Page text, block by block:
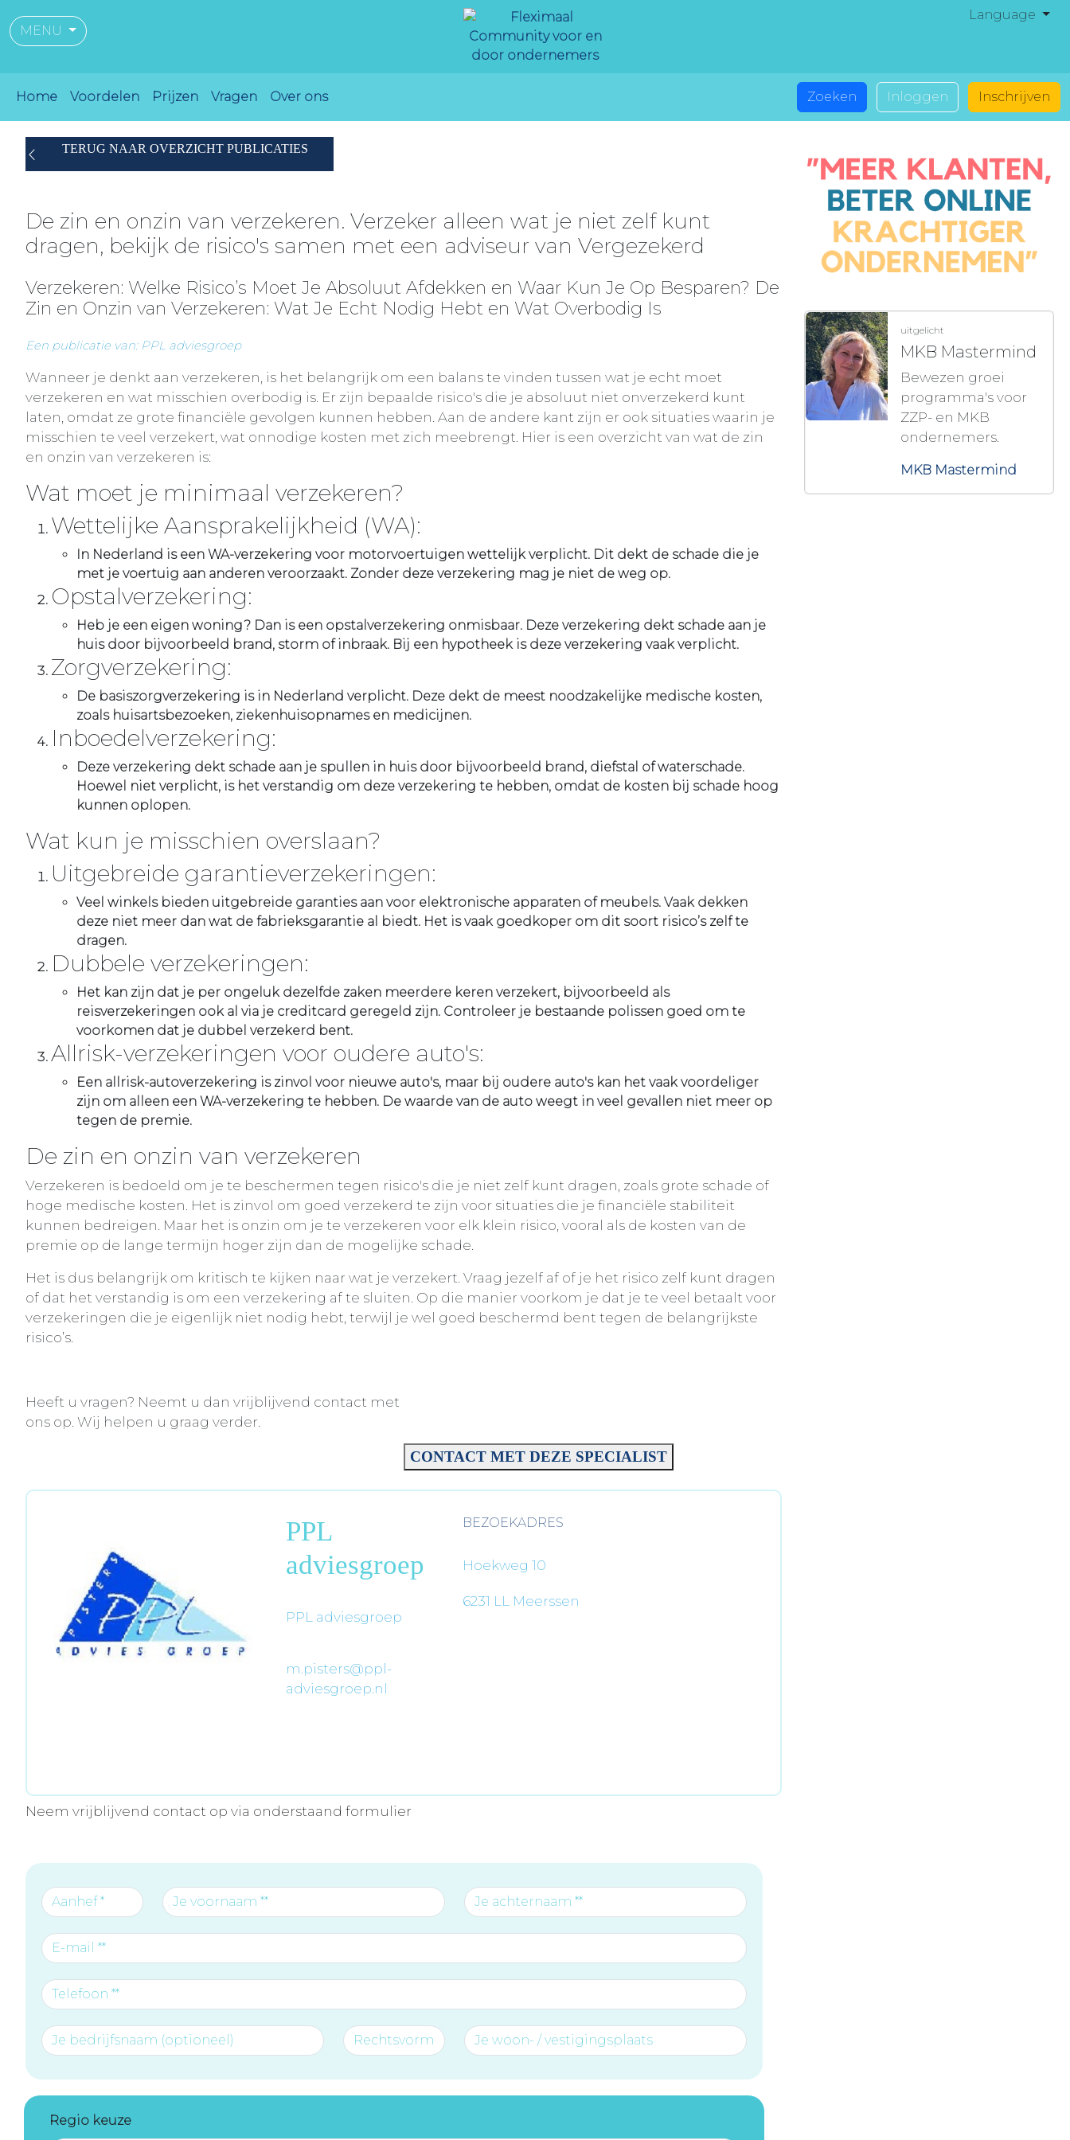
MENU
Language
Home Voordelen Prijzen Vragen Over ons Zoeken Inloggen Inschrijven
TERUG NAAR OVERZICHT PUBLICATIES
De zin en onzin van verzekeren. Verzeker alleen wat je niet zelf kunt
dragen, bekijk de risico's samen met een adviseur van Vergezekerd
Verzekeren: Welke Risico’s Moet Je Absoluut Afdekken en Waar Kun Je Op Besparen? De
Zin en Onzin van Verzekeren: Wat Je Echt Nodig Hebt en Wat Overbodig Is
Een publicatie van: PPL adviesgroep
Wanneer je denkt aan verzekeren, is het belangrijk om een balans te vinden tussen wat je echt moet
verzekeren en wat misschien overbodig is. Er zijn bepaalde risico's die je absoluut niet onverzekerd kunt
laten, omdat ze grote financiële gevolgen kunnen hebben. Aan de andere kant zijn er ook situaties waarin je
misschien te veel verzekert, wat onnodige kosten met zich meebrengt. Hier is een overzicht van wat de zin
en onzin van verzekeren is:
Wat moet je minimaal verzekeren?
Wettelijke Aansprakelijkheid (WA):
In Nederland is een WA-verzekering voor motorvoertuigen wettelijk verplicht. Dit dekt de schade die je
met je voertuig aan anderen veroorzaakt. Zonder deze verzekering mag je niet de weg op.
Opstalverzekering:
Heb je een eigen woning? Dan is een opstalverzekering onmisbaar. Deze verzekering dekt schade aan je
huis door bijvoorbeeld brand, storm of inbraak. Bij een hypotheek is deze verzekering vaak verplicht.
Zorgverzekering:
De basiszorgverzekering is in Nederland verplicht. Deze dekt de meest noodzakelijke medische kosten,
zoals huisartsbezoeken, ziekenhuisopnames en medicijnen.
Inboedelverzekering:
Deze verzekering dekt schade aan je spullen in huis door bijvoorbeeld brand, diefstal of waterschade.
Hoewel niet verplicht, is het verstandig om deze verzekering te hebben, omdat de kosten bij schade hoog
kunnen oplopen.
Wat kun je misschien overslaan?
Uitgebreide garantieverzekeringen:
Veel winkels bieden uitgebreide garanties aan voor elektronische apparaten of meubels. Vaak dekken
deze niet meer dan wat de fabrieksgarantie al biedt. Het is vaak goedkoper om dit soort risico’s zelf te
dragen.
Dubbele verzekeringen:
Het kan zijn dat je per ongeluk dezelfde zaken meerdere keren verzekert, bijvoorbeeld als
reisverzekeringen ook al via je creditcard geregeld zijn. Controleer je bestaande polissen goed om te
voorkomen dat je dubbel verzekerd bent.
Allrisk-verzekeringen voor oudere auto's:
Een allrisk-autoverzekering is zinvol voor nieuwe auto's, maar bij oudere auto's kan het vaak voordeliger
zijn om alleen een WA-verzekering te hebben. De waarde van de auto weegt in veel gevallen niet meer op
tegen de premie.
De zin en onzin van verzekeren
Verzekeren is bedoeld om je te beschermen tegen risico's die je niet zelf kunt dragen, zoals grote schade of
hoge medische kosten. Het is zinvol om goed verzekerd te zijn voor situaties die je financiële stabiliteit
kunnen bedreigen. Maar het is onzin om je te verzekeren voor elk klein risico, vooral als de kosten van de
premie op de lange termijn hoger zijn dan de mogelijke schade.
Het is dus belangrijk om kritisch te kijken naar wat je verzekert. Vraag jezelf af of je het risico zelf kunt dragen
of dat het verstandig is om een verzekering af te sluiten. Op die manier voorkom je dat je te veel betaalt voor
verzekeringen die je eigenlijk niet nodig hebt, terwijl je wel goed beschermd bent tegen de belangrijkste
risico’s.
Heeft u vragen? Neemt u dan vrijblijvend contact met
ons op. Wij helpen u graag verder.
CONTACT MET DEZE SPECIALIST
PPL
adviesgroep
PPL adviesgroep
m.pisters@ppl-
adviesgroep.nl
BEZOEKADRES
Hoekweg 10
6231 LL Meerssen
Neem vrijblijvend contact op via onderstaand formulier
Regio keuze
uitgelicht
MKB Mastermind
Bewezen groei
programma's voor
ZZP- en MKB
ondernemers.
MKB Mastermind